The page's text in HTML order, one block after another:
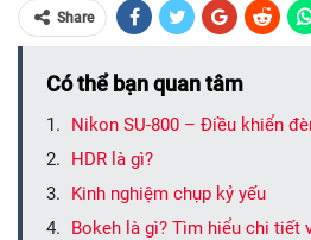
Share
Có thể bạn quan tâm
Nikon SU-800 – Điều khiển
HDR là gì?
Kinh nghiệm chụp kỷ yếu
Bokeh là gì? Tìm hiểu chi tiết